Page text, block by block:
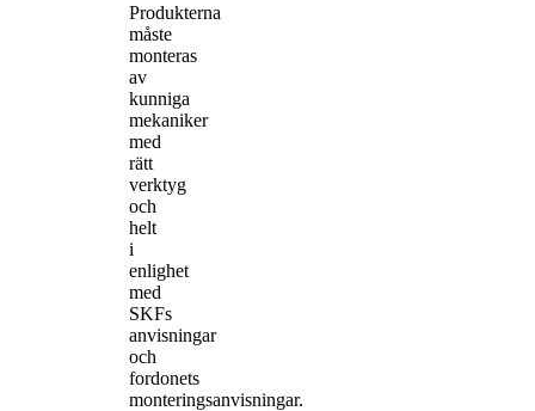
Produkterna
måste
monteras
av
kunniga
mekaniker
med
rätt
verktyg
och
helt
i
enlighet
med
SKFs
anvisningar
och
fordonets
monteringsanvisningar.